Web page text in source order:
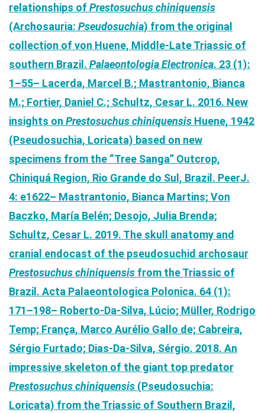
relationships of Prestosuchus chiniquensis
(Archosauria: Pseudosuchia) from the original
collection of von Huene, Middle-Late Triassic of
southern Brazil. Palaeontologia Electronica. 23 (1):
1–55– Lacerda, Marcel B.; Mastrantonio, Bianca
M.; Fortier, Daniel C.; Schultz, Cesar L. 2016. New
insights on Prestosuchus chiniquensis Huene, 1942
(Pseudosuchia, Loricata) based on new
specimens from the “Tree Sanga” Outcrop,
Chiniquá Region, Rio Grande do Sul, Brazil. PeerJ.
4: e1622– Mastrantonio, Bianca Martins; Von
Baczko, María Belén; Desojo, Julia Brenda;
Schultz, Cesar L. 2019. The skull anatomy and
cranial endocast of the pseudosuchid archosaur
Prestosuchus chiniquensis from the Triassic of
Brazil. Acta Palaeontologica Polonica. 64 (1):
171–198– Roberto-Da-Silva, Lúcio; Müller, Rodrigo
Temp; França, Marco Aurélio Gallo de; Cabreira,
Sérgio Furtado; Dias-Da-Silva, Sérgio. 2018. An
impressive skeleton of the giant top predator
Prestosuchus chiniquensis (Pseudosuchia:
Loricata) from the Triassic of Southern Brazil,